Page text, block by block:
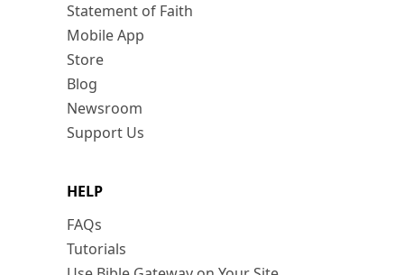
Statement of Faith
Mobile App
Store
Blog
Newsroom
Support Us
HELP
FAQs
Tutorials